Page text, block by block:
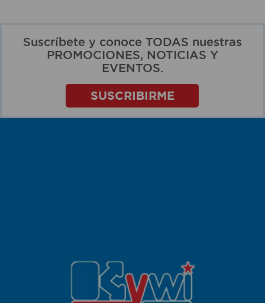
Suscríbete y conoce TODAS nuestras
PROMOCIONES, NOTICIAS Y
EVENTOS.
SUSCRIBIRME